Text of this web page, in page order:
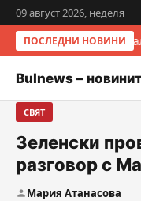
09 август 2026, неделя
ПОСЛЕДНИ НОВИНИ
Bulnews –
СВЯТ
Зеленски
разговор с
Мария Атанасова